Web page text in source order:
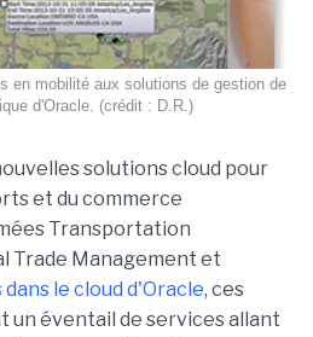
en mobilité aux solutions de gestion de
d'Oracle. (crédit : D.R.)
solutions cloud pour
et du commerce
Transportation
Trade Management et
le cloud d'Oracle, ces
un éventail de services allant